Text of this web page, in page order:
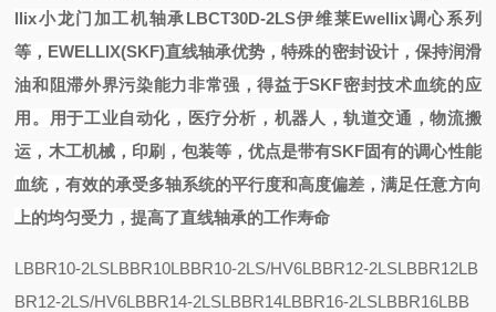
llix小龙门加工机轴承LBCT30D-2LS伊维莱Ewellix调心系列
等，EWELLIX(SKF)直线轴承优势，特殊的密封设计，保持润滑
油和阻滞外界污染能力非常强，得益于SKF密封技术血统的应
用。用于工业自动化，医疗分析，机器人，轨道交通，物流搬
运，木工机械，印刷，包装等，优点是带有SKF固有的调心性能
血统，有效的承受多轴系统的平行度和高度偏差，满足任意方向
上的均匀受力，提高了直线轴承的工作寿命
LBBR10-2LSLBBR10LBBR10-2LS/HV6LBBR12-2LSLBBR12LB
BR12-2LS/HV6LBBR14-2LSLBBR14LBBR16-2LSLBBR16LBB